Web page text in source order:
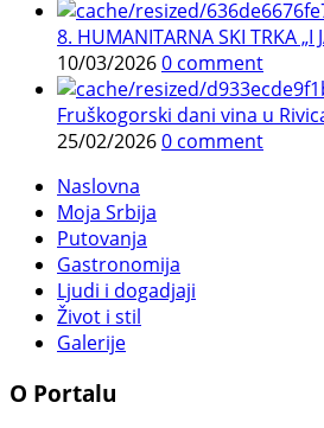
8. HUMANITARNA SKI TRKA „I
10/03/20260 comment
Fruškogorski dani vina u
25/02/20260 comment
Naslovna
Moja Srbija
Putovanja
Gastronomija
Ljudi i dogadjaji
Život i stil
Galerije
O Portalu